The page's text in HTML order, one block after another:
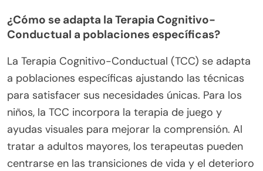
¿Cómo se adapta la Terapia Cognitivo-
Conductual a poblaciones específicas?
La Terapia Cognitivo-Conductual (TCC) se adapta
a poblaciones específicas ajustando las técnicas
para satisfacer sus necesidades únicas. Para los
niños, la TCC incorpora la terapia de juego y
ayudas visuales para mejorar la comprensión. Al
tratar a adultos mayores, los terapeutas pueden
centrarse en las transiciones de vida y el deterioro